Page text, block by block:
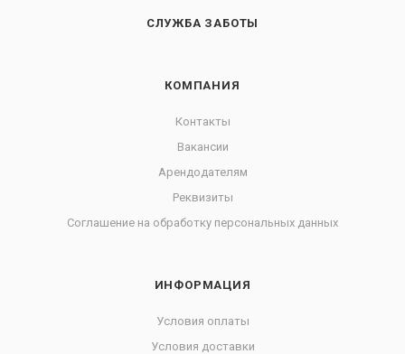
СЛУЖБА ЗАБОТЫ
КОМПАНИЯ
Контакты
Вакансии
Арендодателям
Реквизиты
Соглашение на обработку персональных данных
ИНФОРМАЦИЯ
Условия оплаты
Условия доставки